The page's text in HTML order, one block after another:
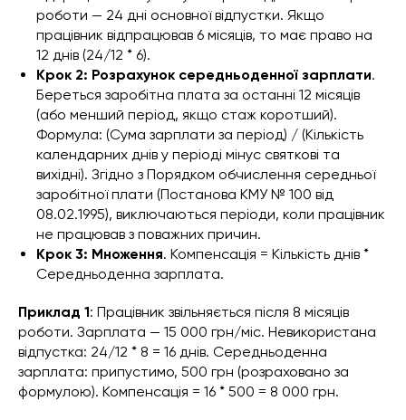
роботи — 24 дні основної відпустки. Якщо
працівник відпрацював 6 місяців, то має право на
12 днів (24/12 * 6).
Крок 2: Розрахунок середньоденної зарплати.
Береться заробітна плата за останні 12 місяців
(або менший період, якщо стаж коротший).
Формула: (Сума зарплати за період) / (Кількість
календарних днів у періоді мінус святкові та
вихідні). Згідно з Порядком обчислення середньої
заробітної плати (Постанова КМУ № 100 від
08.02.1995), виключаються періоди, коли працівник
не працював з поважних причин.
Крок 3: Множення. Компенсація = Кількість днів *
Середньоденна зарплата.
Приклад 1: Працівник звільняється після 8 місяців
роботи. Зарплата — 15 000 грн/міс. Невикористана
відпустка: 24/12 * 8 = 16 днів. Середньоденна
зарплата: припустимо, 500 грн (розраховано за
формулою). Компенсація = 16 * 500 = 8 000 грн.